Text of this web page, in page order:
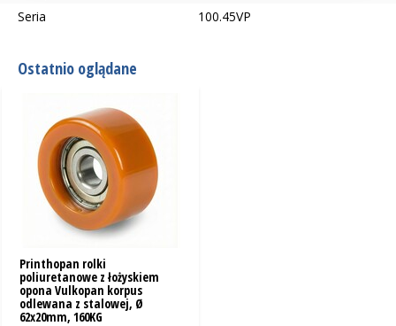
Seria
100.45VP
Ostatnio oglądane
Printhopan rolki
poliuretanowe z łożyskiem
opona Vulkopan korpus
odlewana z stalowej, Ø
62x20mm, 160KG